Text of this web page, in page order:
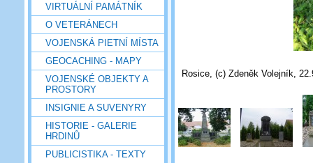
VIRTUÁLNÍ PAMÁTNÍK
O VETERÁNECH
VOJENSKÁ PIETNÍ MÍSTA
GEOCACHING - MAPY
VOJENSKÉ OBJEKTY A
PROSTORY
INSIGNIE A SUVENYRY
HISTORIE - GALERIE
HRDINŮ
PUBLICISTIKA - TEXTY
Rosice, (c) Zdeněk Volejník,